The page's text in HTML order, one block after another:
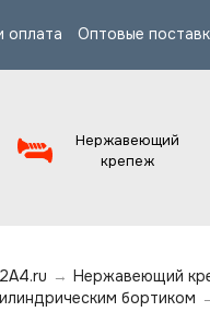
оплата Оптовые
Нержавеющий
крепеж
→ Нержавеющий
бортиком